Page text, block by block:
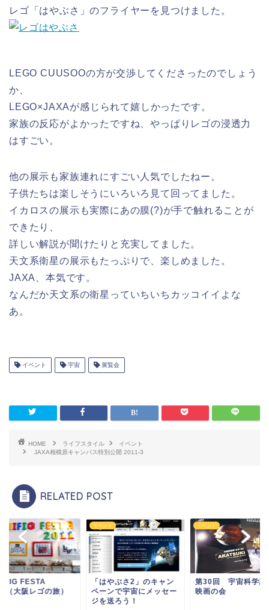
レゴ「はやぶさ」のフライヤーを見つけました。
LEGO CUUSOOの方が交渉してくださったのでしょう
か、
LEGO×JAXAが感じられて嬉しかったです。
家族の反応がよかったですね、やっぱりレゴの浸透力
はすごい。
他の展示も家族連れにすごい人気でしたねー。
子供たちは楽しそうにいろいろ見て回ってました。
イカロスの展示も実際にあの膜(?)が手で触れることが
できたり、
詳しい解説が聞けたりと充実してました。
天文系衛星の展示もたっぷりで、楽しめました。
JAXA、本気です。
なんだか天文系の衛星っていちいちカッコイイよな
あ。
イベント 宇宙 展覧会
HOME ライフスタイル
イベント
JAXA相模原キャンパス特別公開 2011-3
RELATED POST
FESTA
（大阪レゴの旅）
イベント
「はやぶさ2」のキャン
ペーンで宇宙にメッセー
ジを送ろう！
イベント
第30回 宇宙科学講
映画の会